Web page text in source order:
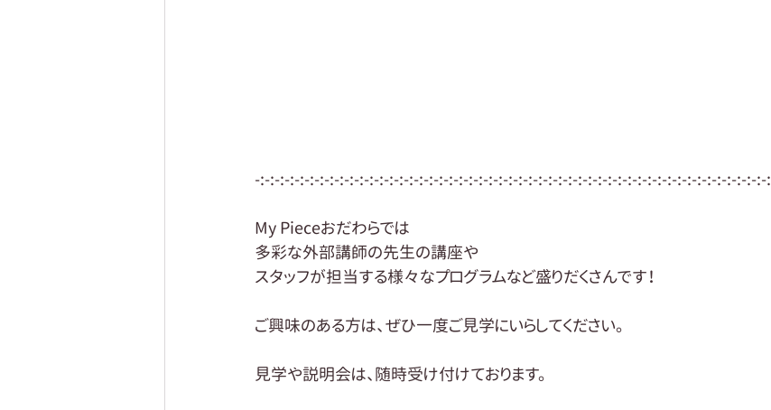
-:-:-:-:-:-:-:-:-:-:-:-:-:-:-:-:-:-:-:-:-:-:-:-:-:-:-:-:-:-:-:-:-:-:-:-:-:-:-:-:-:-:-:-:-:-:-:-:-:-:-:-:
My Pieceおだわらでは
多彩な外部講師の先生の講座や
スタッフが担当する様々なプログラムなど盛りだくさんです！
ご興味のある方は、ぜひ一度ご見学にいらしてください。
見学や説明会は、随時受け付けております。